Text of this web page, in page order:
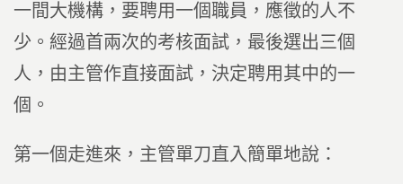
一間大機構，要聘用一個職員，應徵的人不
少。經過首兩次的考核面試，最後選出三個
人，由主管作直接面試，決定聘用其中的一
個。
第一個走進來，主管單刀直入簡單地說：